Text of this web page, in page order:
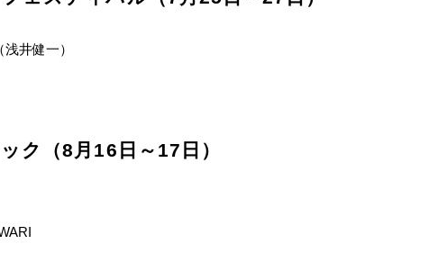
井健一）
ク（8月16日～17日）